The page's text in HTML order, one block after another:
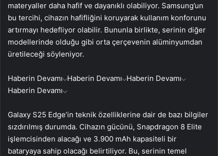
materyaller daha hafif ve dayanıklı olabiliyor. Samsung’un
bu tercihi, cihazın hafifliğini koruyarak kullanım konforunu
artırmayı hedefliyor olabilir. Bununla birlikte, serinin diğer
modellerinde olduğu gibi orta çerçevenin alüminyumdan
üretileceği söyleniyor.
Haberin Devamı Haberin Devamı Haberin Devamı
Haberin Devamı
Galaxy S25 Edge’in teknik özelliklerine dair de bazı bilgiler
sızdırılmış durumda. Cihazın gücünü, Snapdragon 8 Elite
işlemcisinden alacağı ve 3.900 mAh kapasiteli bir
bataryaya sahip olacağı belirtiliyor. Bu, serinin temel